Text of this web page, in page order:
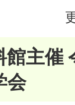
館主催
会